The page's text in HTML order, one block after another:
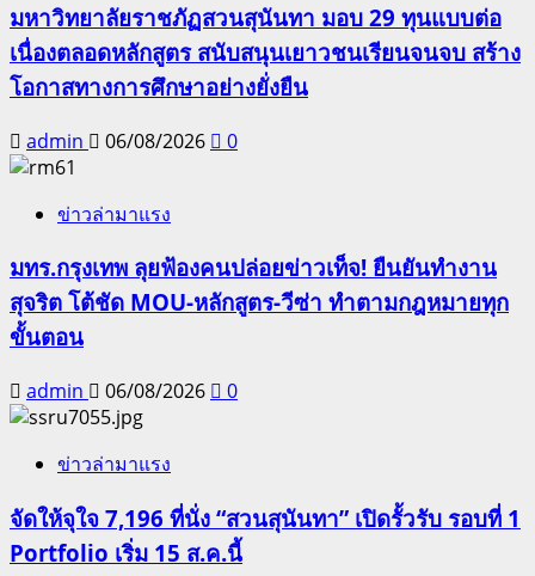
มหาวิทยาลัยราชภัฏสวนสุนันทา มอบ 29 ทุนแบบต่อ
เนื่องตลอดหลักสูตร สนับสนุนเยาวชนเรียนจนจบ สร้าง
โอกาสทางการศึกษาอย่างยั่งยืน
admin 06/08/2026 0
ข่าวล่ามาแรง
มทร.กรุงเทพ ลุยฟ้องคนปล่อยข่าวเท็จ! ยืนยันทำงาน
สุจริต โต้ชัด MOU-หลักสูตร-วีซ่า ทำตามกฎหมายทุก
ขั้นตอน
admin 06/08/2026 0
ข่าวล่ามาแรง
จัดให้จุใจ 7,196 ที่นั่ง “สวนสุนันทา” เปิดรั้วรับ รอบที่ 1
Portfolio เริ่ม 15 ส.ค.นี้